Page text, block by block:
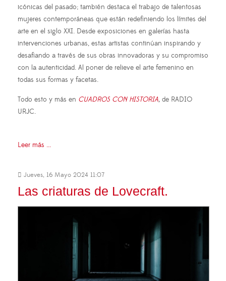
icónicas del pasado; también destaca el trabajo de talentosas
mujeres contemporáneas que están redefiniendo los límites del
arte en el siglo XXI. Desde exposiciones en galerías hasta
intervenciones urbanas, estas artistas continúan inspirando y
desafiando a través de sus obras innovadoras y su compromiso
con la autenticidad. Al poner de relieve el arte femenino en
todas sus formas y facetas.
Todo esto y más en CUADROS CON HISTORIA, de RADIO
URJC.
Leer más ...
Jueves, 16 Mayo 2024 11:07
Las criaturas de Lovecraft.